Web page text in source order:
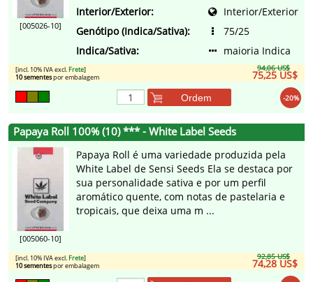
[005026-10]
Interior/Exterior:
Interior/Exterior
Genótipo (Indica/Sativa):
75/25
Indica/Sativa:
maioria Indica
94,06 US$
75,25 US$
[incl. 10% IVA excl. Frete]
10 sementespor embalagem
-20%
Ordem
Papaya Roll 100% (10) *** - White Label Seeds
[005060-10]
Papaya Roll é uma variedade produzida pela
White Label de Sensi Seeds Ela se destaca por
sua personalidade sativa e por um perfil
aromático quente, com notas de pastelaria e
tropicais, que deixa uma m ...
92,85 US$
74,28 US$
[incl. 10% IVA excl. Frete]
10 sementespor embalagem